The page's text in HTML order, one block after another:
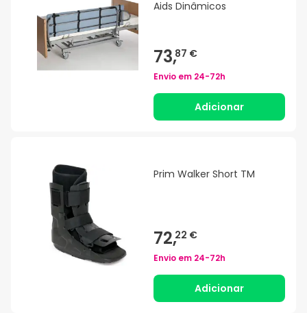
Aids Dinâmicos
73,87 €
Envio em 24-72h
Adicionar
Prim Walker Short TM
72,22 €
Envio em 24-72h
Adicionar